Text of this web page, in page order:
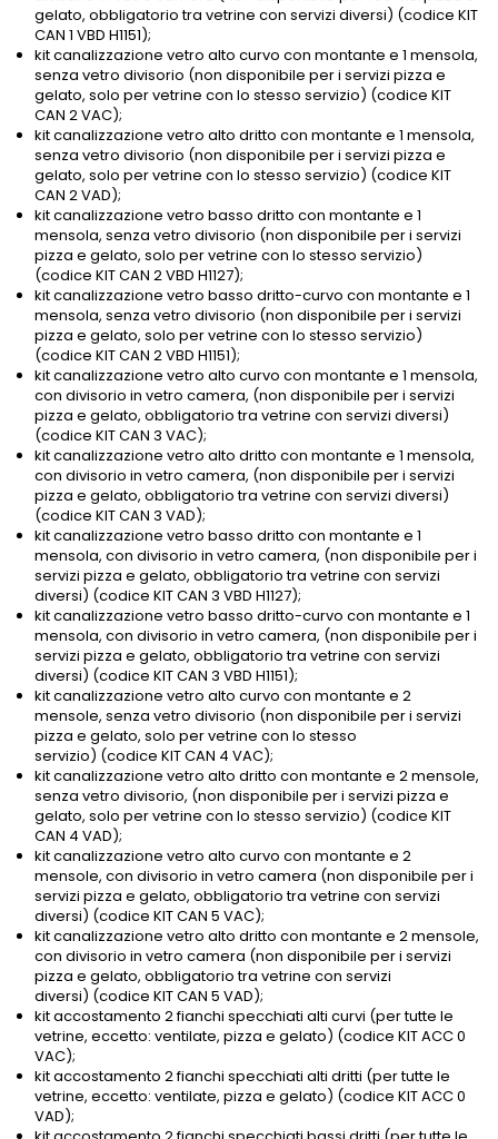
gelato, obbligatorio tra vetrine con servizi diversi) (codice KIT
CAN 1 VBD H1151);
kit canalizzazione vetro alto curvo con montante e 1 mensola,
senza vetro divisorio (non disponibile per i servizi pizza e
gelato, solo per vetrine con lo stesso servizio) (codice KIT
CAN 2 VAC);
kit canalizzazione vetro alto dritto con montante e 1 mensola,
senza vetro divisorio (non disponibile per i servizi pizza e
gelato, solo per vetrine con lo stesso servizio) (codice KIT
CAN 2 VAD);
kit canalizzazione vetro basso dritto con montante e 1
mensola, senza vetro divisorio (non disponibile per i servizi
pizza e gelato, solo per vetrine con lo stesso servizio)
(codice KIT CAN 2 VBD H1127);
kit canalizzazione vetro basso dritto-curvo con montante e 1
mensola, senza vetro divisorio (non disponibile per i servizi
pizza e gelato, solo per vetrine con lo stesso servizio)
(codice KIT CAN 2 VBD H1151);
kit canalizzazione vetro alto curvo con montante e 1 mensola,
con divisorio in vetro camera, (non disponibile per i servizi
pizza e gelato, obbligatorio tra vetrine con servizi diversi)
(codice KIT CAN 3 VAC);
kit canalizzazione vetro alto dritto con montante e 1 mensola,
con divisorio in vetro camera, (non disponibile per i servizi
pizza e gelato, obbligatorio tra vetrine con servizi diversi)
(codice KIT CAN 3 VAD);
kit canalizzazione vetro basso dritto con montante e 1
mensola, con divisorio in vetro camera, (non disponibile per i
servizi pizza e gelato, obbligatorio tra vetrine con servizi
diversi) (codice KIT CAN 3 VBD H1127);
kit canalizzazione vetro basso dritto-curvo con montante e 1
mensola, con divisorio in vetro camera, (non disponibile per i
servizi pizza e gelato, obbligatorio tra vetrine con servizi
diversi) (codice KIT CAN 3 VBD H1151);
kit canalizzazione vetro alto curvo con montante e 2
mensole, senza vetro divisorio (non disponibile per i servizi
pizza e gelato, solo per vetrine con lo stesso
servizio) (codice KIT CAN 4 VAC);
kit canalizzazione vetro alto dritto con montante e 2 mensole,
senza vetro divisorio, (non disponibile per i servizi pizza e
gelato, solo per vetrine con lo stesso servizio) (codice KIT
CAN 4 VAD);
kit canalizzazione vetro alto curvo con montante e 2
mensole, con divisorio in vetro camera (non disponibile per i
servizi pizza e gelato, obbligatorio tra vetrine con servizi
diversi) (codice KIT CAN 5 VAC);
kit canalizzazione vetro alto dritto con montante e 2 mensole,
con divisorio in vetro camera (non disponibile per i servizi
pizza e gelato, obbligatorio tra vetrine con servizi
diversi) (codice KIT CAN 5 VAD);
kit accostamento 2 fianchi specchiati alti curvi (per tutte le
vetrine, eccetto: ventilate, pizza e gelato) (codice KIT ACC 0
VAC);
kit accostamento 2 fianchi specchiati alti dritti (per tutte le
vetrine, eccetto: ventilate, pizza e gelato) (codice KIT ACC 0
VAD);